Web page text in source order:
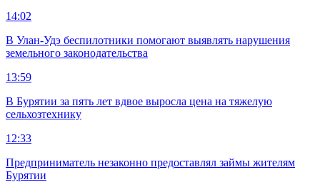
14:02
В Улан-Удэ беспилотники помогают выявлять нарушения
земельного законодательства
13:59
В Бурятии за пять лет вдвое выросла цена на тяжелую
сельхозтехнику
12:33
Предприниматель незаконно предоставлял займы жителям
Бурятии